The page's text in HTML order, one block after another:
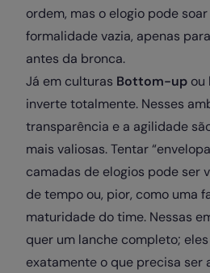
ordem, mas o elogio pode
formalidade vazia, apenas
antes da bronca.
Já em culturas Bottom-up ou
inverte totalmente. Nesses
transparência e a agilidade
mais valiosas. Tentar
camadas de elogios pode ser
de tempo ou, pior, como uma
maturidade do time. Nessas
quer um lanche completo;
exatamente o que precisa ser